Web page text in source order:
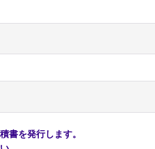
書を発行します。